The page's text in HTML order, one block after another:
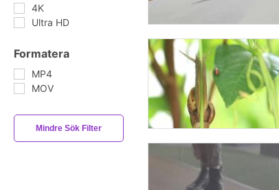
4K
Ultra HD
Formatera
MP4
MOV
Mindre Sök Filter